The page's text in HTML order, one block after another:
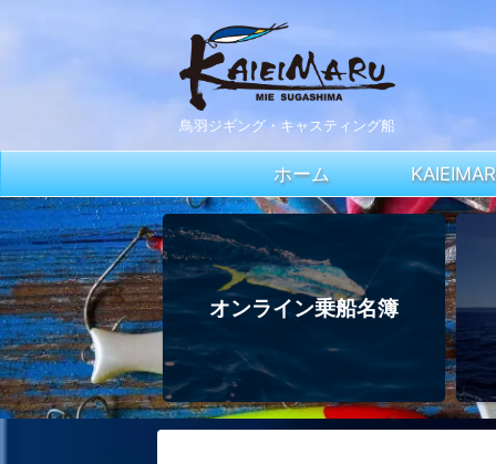
鳥羽ジギング・キャスティング船
ホーム
オンライン乗船名簿